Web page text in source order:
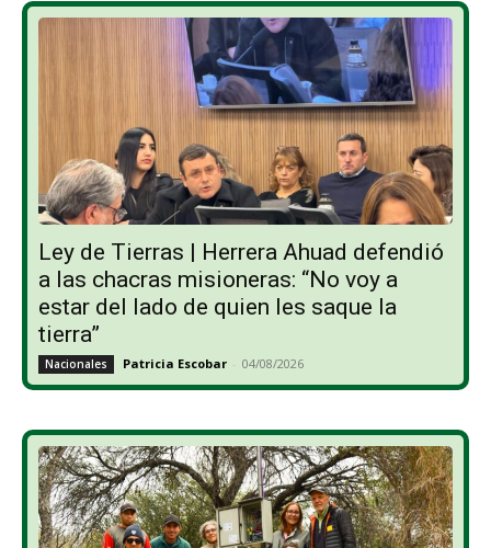
Ley de Tierras | Herrera Ahuad defendió
a las chacras misioneras: “No voy a
estar del lado de quien les saque la
tierra”
Nacionales Patricia Escobar - 04/08/2026